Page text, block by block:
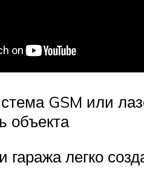
GSM или
объекта
гаража легко